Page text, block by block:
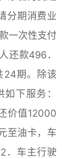
分期消费业
一次性支付
还款496．
24期。除该
下服务：
价值12000
至油卡，车
．车主行驶